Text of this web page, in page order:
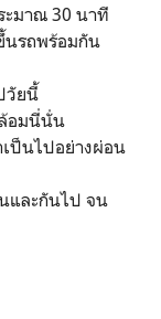
ะมาณ 30 นาที
นรถพร้อมกัน
วัยนี้
ล้อมนี่นั่น
ป็นไปอย่างผ่อน
และกันไป จน